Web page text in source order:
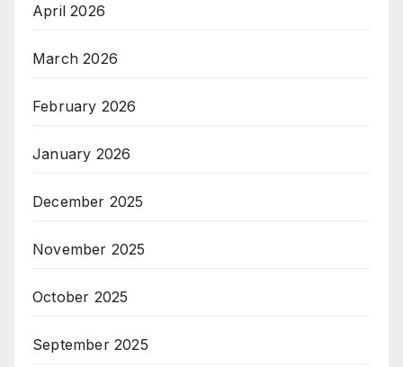
April 2026
March 2026
February 2026
January 2026
December 2025
November 2025
October 2025
September 2025